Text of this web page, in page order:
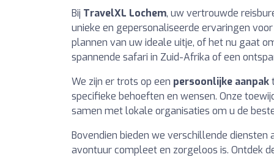
Bij TravelXL Lochem, uw vertrouwde
unieke en gepersonaliseerde ervaringen
plannen van uw ideale uitje, of het nu gaat
spannende safari in Zuid-Afrika of een
We zijn er trots op een persoonlijke aanpak
specifieke behoeften en wensen. Onze
samen met lokale organisaties om u de
Bovendien bieden we verschillende diensten
avontuur compleet en zorgeloos is. Ontdek